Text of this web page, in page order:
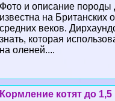
Фото и описание породы
известна на Британских
средних веков.
знать, которая
на оленей....
Кормление котят до